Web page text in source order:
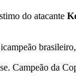
do atacante
Campeão da